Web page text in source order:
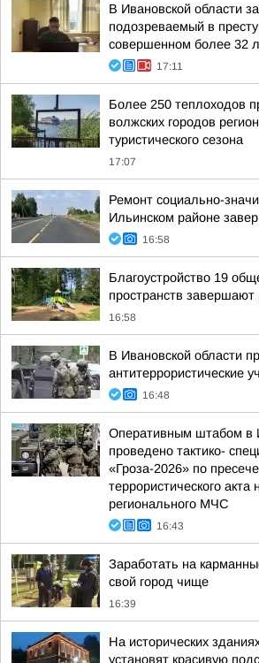
В Ивановской области
подозреваемый в
совершенном более 32
17:11
Более 250 теплоходов
волжских городов
туристического сезона
17:07
Ремонт социально-
Ильинском районе
16:58
Благоустройство 19
пространств
16:58
В Ивановской области
антитеррористические
16:48
Оперативным штабом в
проведено тактико-
«Гроза-2026» по
террористического акта
регионального МЧС
16:43
Заработать на
свой город чище
16:39
На исторических
установят красивую